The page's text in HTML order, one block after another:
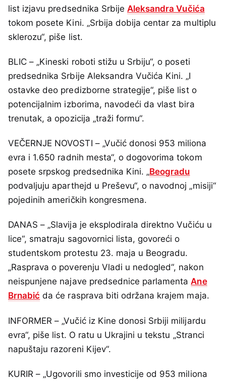
list izjavu predsednika Srbije Aleksandra Vučića
tokom posete Kini. „Srbija dobija centar za multiplu
sklerozu“, piše list.
BLIC – „Kineski roboti stižu u Srbiju“, o poseti
predsednika Srbije Aleksandra Vučića Kini. „I
ostavke deo predizborne strategije“, piše list o
potencijalnim izborima, navodeći da vlast bira
trenutak, a opozicija „traži formu“.
VEČERNJE NOVOSTI – „Vučić donosi 953 miliona
evra i 1.650 radnih mesta“, o dogovorima tokom
posete srpskog predsednika Kini. „Beogradu
podvaljuju aparthejd u Preševu“, o navodnoj „misiji“
pojedinih američkih kongresmena.
DANAS – „Slavija je eksplodirala direktno Vučiću u
lice“, smatraju sagovornici lista, govoreći o
studentskom protestu 23. maja u Beogradu.
„Rasprava o poverenju Vladi u nedogled“, nakon
neispunjene najave predsednice parlamentaAne
Brnabić da će rasprava biti održana krajem maja.
INFORMER – „Vučić iz Kine donosi Srbiji milijardu
evra“, piše list. O ratu u Ukrajini u tekstu „Stranci
napuštaju razoreni Kijev“.
KURIR – „Ugovorili smo investicije od 953 miliona